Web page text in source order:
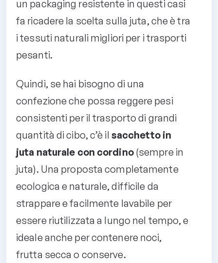
un packaging resistente in questi casi
fa ricadere la scelta sulla juta, che è tra
i tessuti naturali migliori per i trasporti
pesanti.
Quindi, se hai bisogno di una
confezione che possa reggere pesi
consistenti per il trasporto di grandi
quantità di cibo, c’è il sacchetto in
juta naturale con cordino(sempre in
juta). Una proposta completamente
ecologica e naturale, difficile da
strappare e facilmente lavabile per
essere riutilizzata a lungo nel tempo, e
ideale anche per contenere noci,
frutta secca o conserve.